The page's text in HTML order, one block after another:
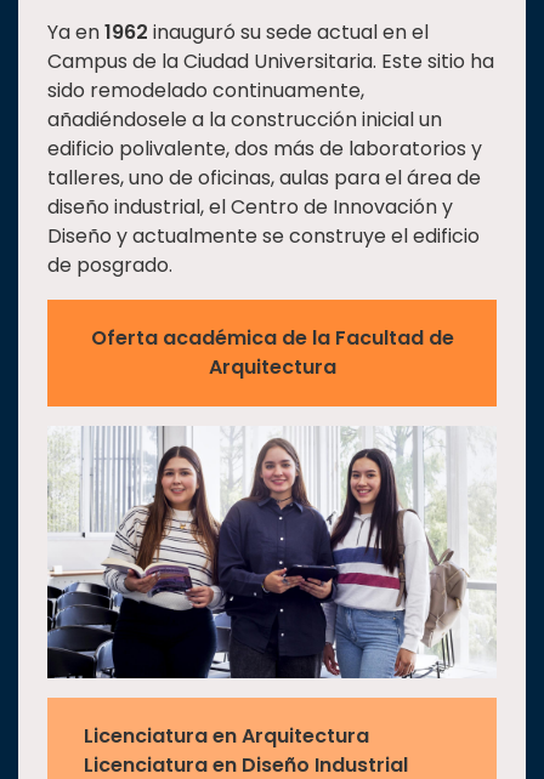
Ya en1962 inauguró su sede actual en el
Campus de la Ciudad Universitaria. Este sitio ha
sido remodelado continuamente,
añadiéndosele a la construcción inicial un
edificio polivalente, dos más de laboratorios y
talleres, uno de oficinas, aulas para el área de
diseño industrial, el Centro de Innovación y
Diseño y actualmente se construye el edificio
de posgrado.
Oferta académica de la Facultad de
Arquitectura
Licenciatura en Arquitectura
Licenciatura en Diseño Industrial